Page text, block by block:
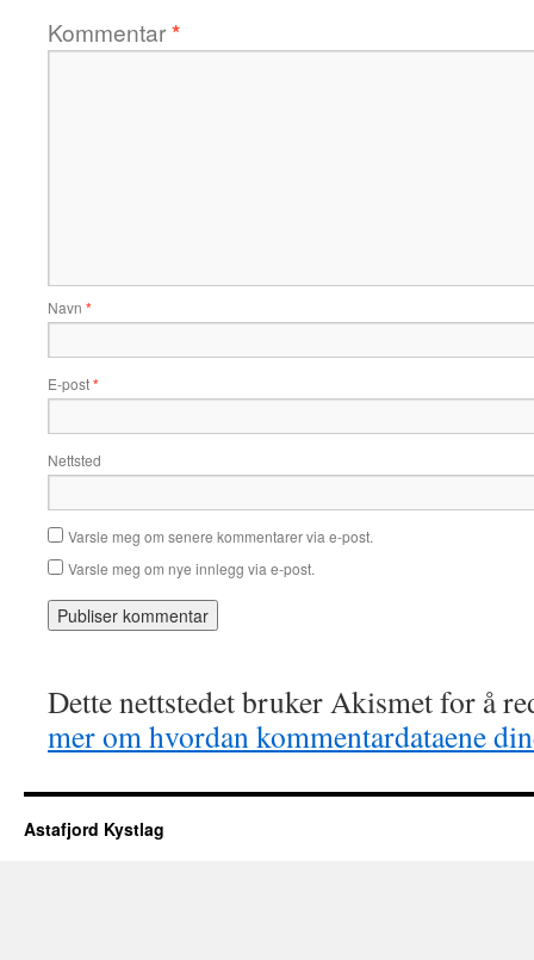
Kommentar*
Navn *
E-post*
Nettsted
Varsle meg om senere kommentarer via e-post.
Varsle meg om nye innlegg via e-post.
Dette nettstedet bruker Akismet for å
mer om hvordan kommentardataene
Astafjord Kystlag